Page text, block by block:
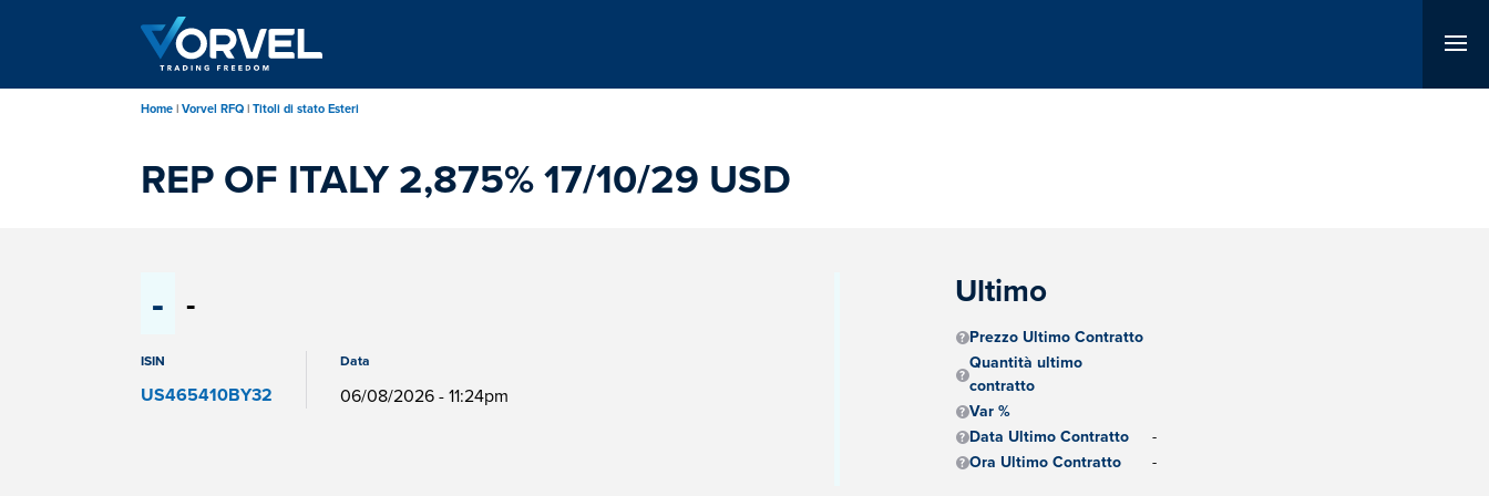
principale
Home Vorvel RFQ Titoli di stato Esteri
REP OF ITALY 2,875% 17/10/29 USD
- -
ISIN
US465410BY32
Data
06/08/2026 - 11:24pm
Ultimo
Prezzo Ultimo Contratto
Quantità ultimo
contratto
Var %
Data Ultimo Contratto
-
Ora Ultimo Contratto
-